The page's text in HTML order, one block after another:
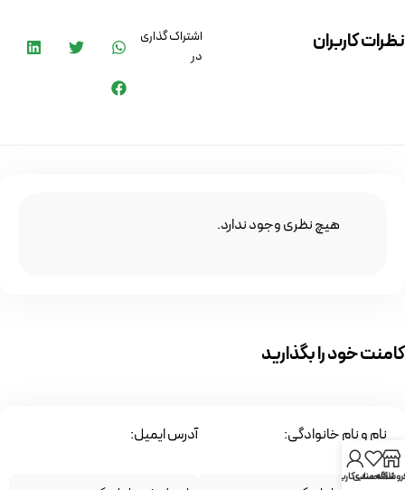
نظرات کاربران
اشتراک گذاری
در
هیچ نظری وجود ندارد.
کامنت خود را بگذارید
نام و نام خانوادگی: آدرس ایمیل:
علاقه مندی
حساب کاربری